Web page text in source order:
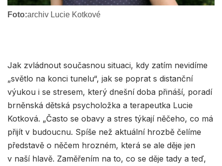
Foto:archiv Lucie Kotkové
Jak zvládnout současnou situaci, kdy zatím nevidíme
„světlo na konci tunelu“, jak se poprat s distanční
výukou i se stresem, který dnešní doba přináší, poradí
brněnská dětská psycholožka a terapeutka Lucie
Kotková. „Často se obavy a stres týkají něčeho, co má
přijít v budoucnu. Spíše než aktuální hrozbě čelíme
představě o něčem hrozném, která se ale děje jen
v naší hlavě. Zaměřením na to, co se děje tady a teď,